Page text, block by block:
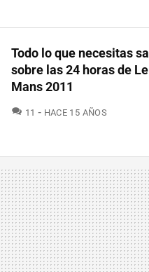
Todo lo que necesitas
sobre las 24 horas de Le
Mans 2011
11 COMENTARIOS
HACE 15 AÑOS